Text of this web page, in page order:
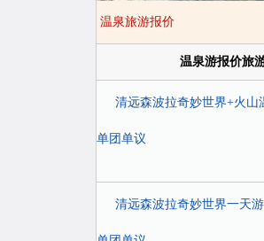
温泉旅游报价
温泉游报价旅
清远森波拉奇妙世界+火山
单团单议
清远森波拉奇妙世界一天